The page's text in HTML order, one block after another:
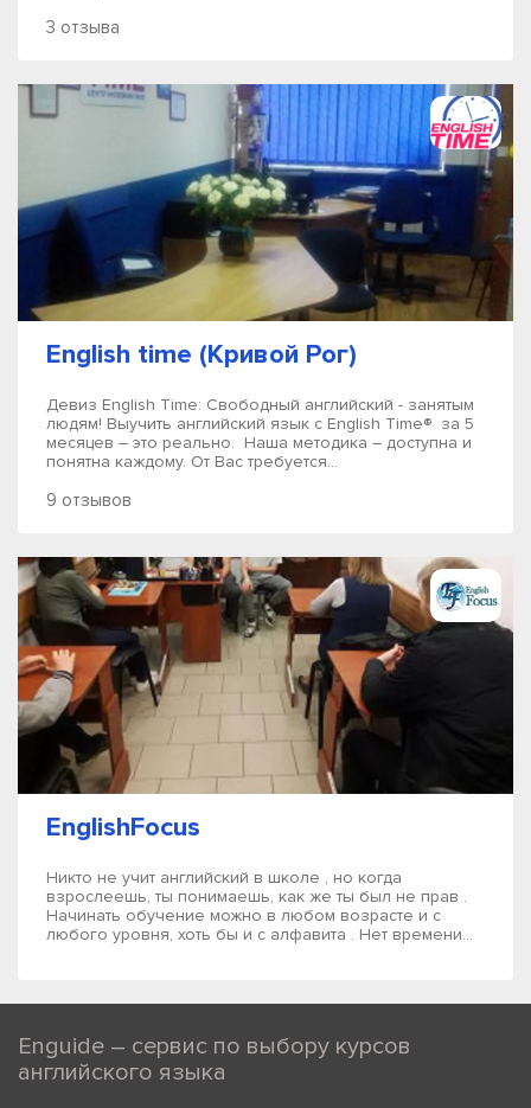
3 отзыва
English time (Кривой Рог)
Девиз English Time: Свободный английский - занятым
людям! Выучить английский язык с English Time® за 5
месяцев – это реально. Наша методика – доступна и
понятна каждому. От Вас требуется...
9 отзывов
EnglishFocus
Никто не учит английский в школе , но когда
взрослеешь, ты понимаешь, как же ты был не прав .
Начинать обучение можно в любом возрасте и с
любого уровня, хоть бы и с алфавита . Нет времени...
Enguide – сервис по выбору курсов
английского языка